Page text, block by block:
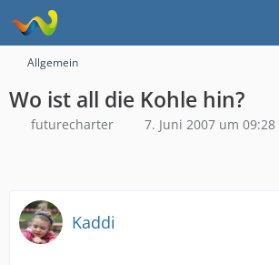
Allgemein
Wo ist all die Kohle hin?
futurecharter 7. Juni 2007 um 09:28
Kaddi